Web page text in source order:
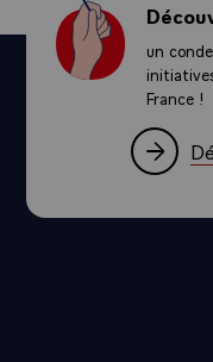
un
France !